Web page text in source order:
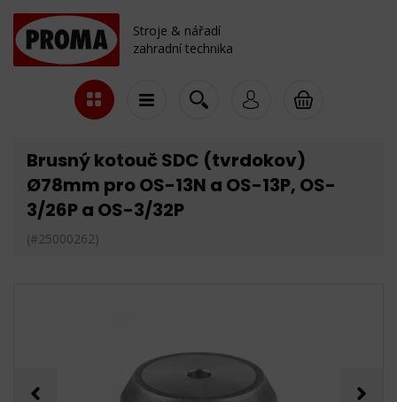
Stroje & nářadí
zahradní technika
Brusný kotouč SDC (tvrdokov)
Ø78mm pro OS-13N a OS-13P, OS-
3/26P a OS-3/32P
(#25000262)